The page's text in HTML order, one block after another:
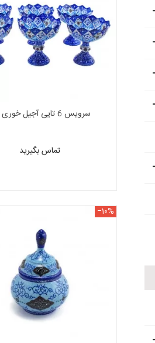
سرویس 6 تایی آجیل خوری مینا
تماس بگیرید
‎−10%